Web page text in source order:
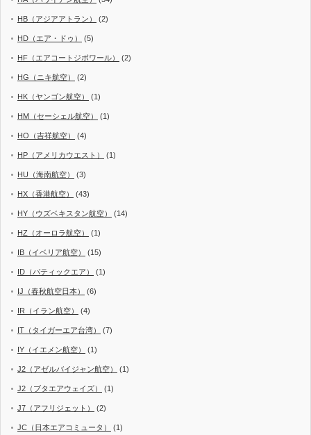
HB（アジアアトラン） (2)
HD（エア・ドゥ） (5)
HF（エアコートジボワール） (2)
HG（ニキ航空） (2)
HK（ヤンゴン航空） (1)
HM（セーシェル航空） (1)
HO（吉祥航空） (4)
HP（アメリカウエスト） (1)
HU（海南航空） (3)
HX（香港航空） (43)
HY（ウズベキスタン航空） (14)
HZ（オーロラ航空） (1)
IB（イベリア航空） (15)
ID（バティックエア） (1)
IJ（春秋航空日本） (6)
IR（イラン航空） (4)
IT（タイガーエア台湾） (7)
IY（イエメン航空） (1)
J2（アゼルバイジャン航空） (1)
J2（ブタエアウェイズ） (1)
J7（アフリジェット） (2)
JC（日本エアコミュータ） (1)